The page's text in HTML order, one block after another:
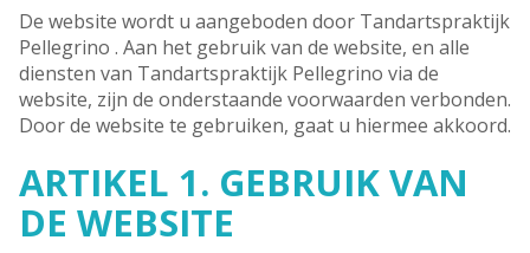
De website wordt u aangeboden door Tandartspraktijk
Pellegrino . Aan het gebruik van de website, en alle
diensten van Tandartspraktijk Pellegrino via de
website, zijn de onderstaande voorwaarden verbonden.
Door de website te gebruiken, gaat u hiermee akkoord.
ARTIKEL 1. GEBRUIK VAN
DE WEBSITE